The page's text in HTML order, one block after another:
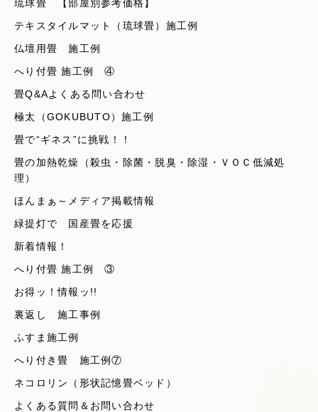
琉球畳 【部屋別参考価格】
テキスタイルマット（琉球畳）施工例
仏壇用畳 施工例
へり付畳 施工例 ④
畳Q&Aよくある問い合わせ
極太（GOKUBUTO）施工例
畳で“ギネス”に挑戦！！
畳の加熱乾燥（殺虫・除菌・脱臭・除湿・ＶＯＣ低減処
理）
ほんまぁ～メディア掲載情報
緑提灯で 国産畳を応援
新着情報！
へり付畳 施工例 ③
お得ッ！情報ッ!!
裏返し 施工事例
ふすま施工例
へり付き畳 施工例⑦
ネコロリン（形状記憶畳ベッド）
よくある質問＆お問い合わせ